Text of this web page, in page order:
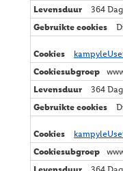
o
364
364